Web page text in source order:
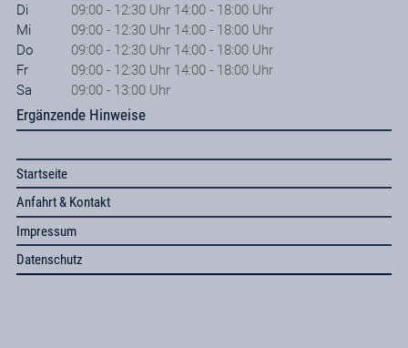
Di
09:00 - 12:30 Uhr 14:00 - 18:00 Uhr
Mi
09:00 - 12:30 Uhr 14:00 - 18:00 Uhr
Do
09:00 - 12:30 Uhr 14:00 - 18:00 Uhr
Fr
09:00 - 12:30 Uhr 14:00 - 18:00 Uhr
Sa
09:00 - 13:00 Uhr
Ergänzende Hinweise
Startseite
Anfahrt & Kontakt
Impressum
Datenschutz